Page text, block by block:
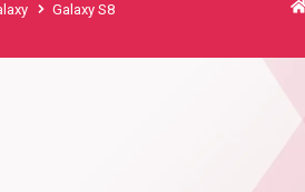
Galaxy S8